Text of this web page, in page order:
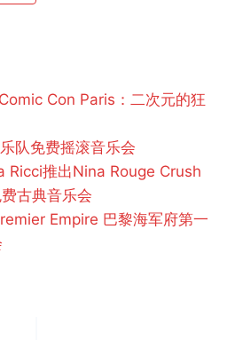
Con Paris：二次元的狂
队免费摇滚音乐会
Ricci推出Nina Rouge Crush
古典音乐会
Empire 巴黎海军府第一